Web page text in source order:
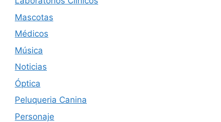
Mascotas
Médicos
Música
Noticias
Óptica
Peluqueria Canina
Personaje